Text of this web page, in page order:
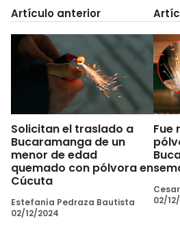
Artículo anterior
Solicitan el traslado a
Bucaramanga de un
menor de edad
quemado con pólvora en
Cúcuta
Estefanía Pedraza Bautista
02/12/2024
Fue
02/